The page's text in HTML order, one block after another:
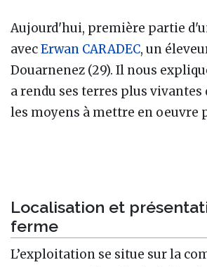
Aujourd'hui, première partie
avecErwan CARADEC, un
Douarnenez (29). Il nous
a rendu ses terres plus vivantes
les moyens à mettre en oeuvre
Localisation et
ferme
L’exploitation se situe sur la